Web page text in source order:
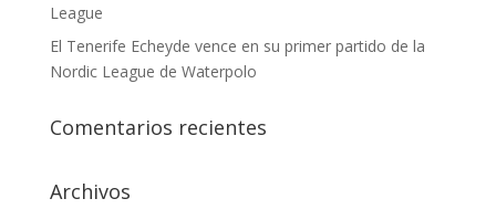
League
El Tenerife Echeyde vence en su primer partido de la
Nordic League de Waterpolo
Comentarios recientes
Archivos